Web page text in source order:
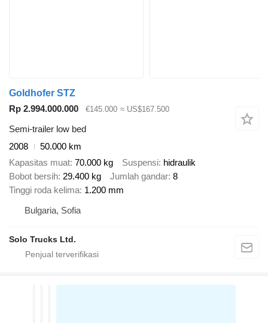
Goldhofer STZ
Rp 2.994.000.000
€145.000 ≈ US$167.500
Semi-trailer low bed
2008
50.000 km
Kapasitas muat 70.000 kg Suspensi hidraulik
Bobot bersih 29.400 kg Jumlah gandar 8
Tinggi roda kelima 1.200 mm
Bulgaria, Sofia
Solo Trucks Ltd.